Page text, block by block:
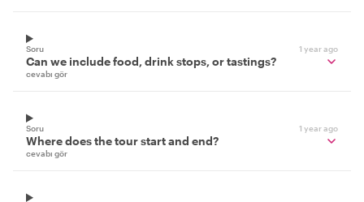
Soru 1 year ago
Can we include food, drink stops, or tastings?
cevabı gör
Soru 1 year ago
Where does the tour start and end?
cevabı gör